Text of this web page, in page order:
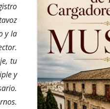
y la
tu
y